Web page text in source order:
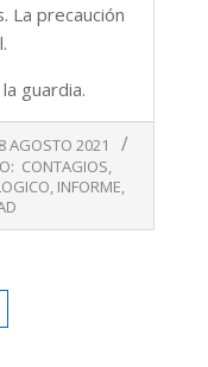
La precaución
guardia.
AGOSTO 2021
CONTAGIOS,
, INFORME,